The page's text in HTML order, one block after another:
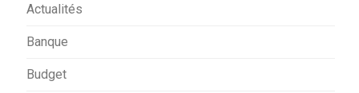
Actualités
Banque
Budget